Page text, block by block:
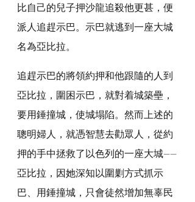
比自己的兒子押沙龍追殺他更甚，便
派人追趕示巴。示巴就逃到一座大城
名為亞比拉。
追趕示巴的將領約押和他跟隨的人到
亞比拉，圍困示巴，就對着城築壘，
要用錘撞城，使城塌陷。然而上述的
聰明婦人，就憑智慧去勸眾人，從約
押的手中拯救了以色列的一座大城——
亞比拉，因她深知以圍剿方式抓示
巴、用錘撞城，只會徒然增加無辜民